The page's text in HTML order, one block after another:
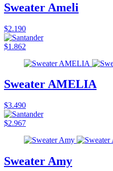
Sweater Ameli
$2.190
$1.862
Sweater AMELIA
$3.490
$2.967
Sweater Amy